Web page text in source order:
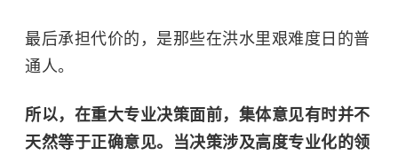
最后承担代价的，是那些在洪水里艰难度日的普
通人。
所以，在重大专业决策面前，集体意见有时并不
天然等于正确意见。当决策涉及高度专业化的领